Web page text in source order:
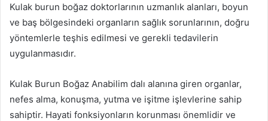
Kulak burun boğaz doktorlarının uzmanlık alanları, boyun
ve baş bölgesindeki organların sağlık sorunlarının, doğru
yöntemlerle teşhis edilmesi ve gerekli tedavilerin
uygulanmasıdır.
Kulak Burun Boğaz Anabilim dalı alanına giren organlar,
nefes alma, konuşma, yutma ve işitme işlevlerine sahip
sahiptir. Hayati fonksiyonların korunması önemlidir ve